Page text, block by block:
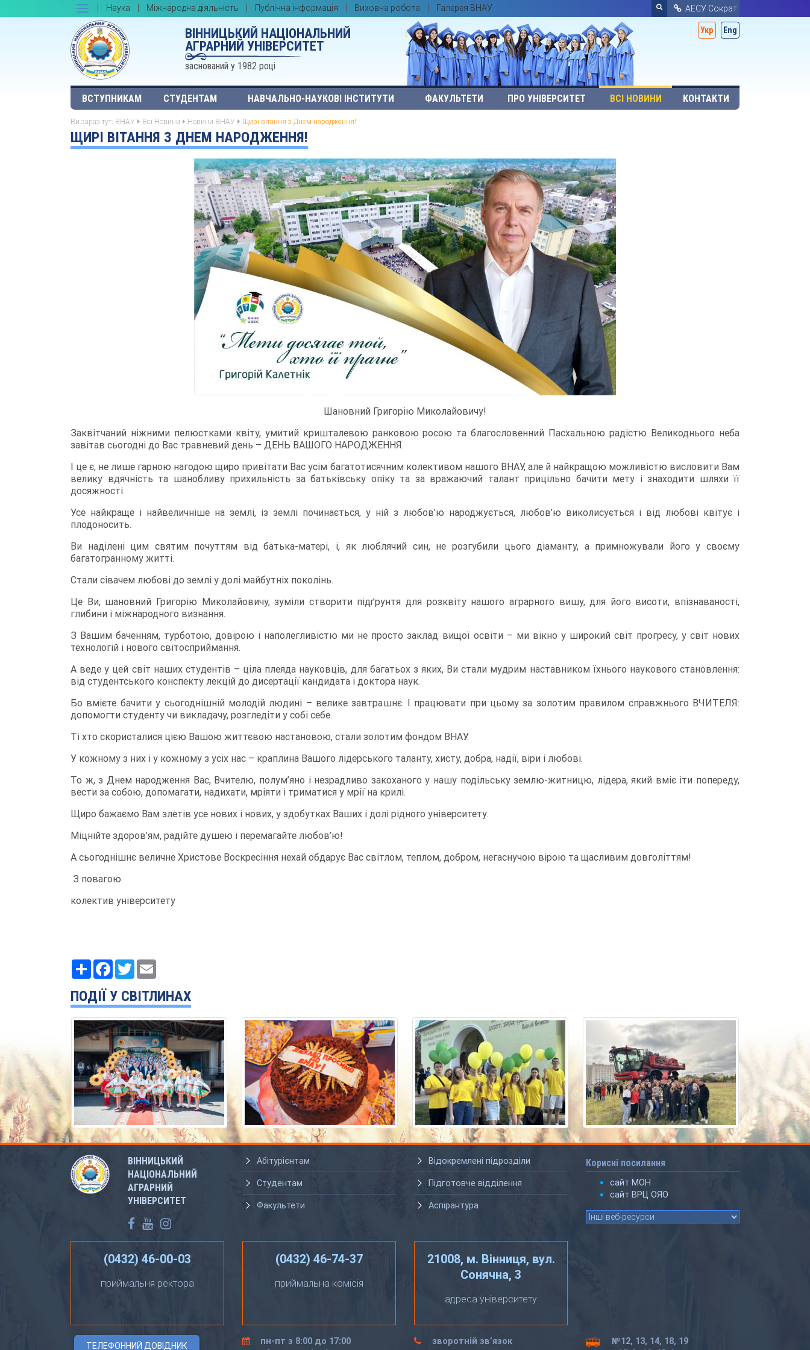
Наука Міжнародна діяльність Публічна інформація Виховна робота Галерея ВНАУ АЕСУ Сократ
ВІННИЦЬКИЙ НАЦІОНАЛЬНИЙ
АГРАРНИЙ УНІВЕРСИТЕТ
заснований у 1982 році
Укр Eng
ВСТУПНИКАМ СТУДЕНТАМ НАВЧАЛЬНО-НАУКОВІ ІНСТИТУТИ ФАКУЛЬТЕТИ ПРО УНІВЕРСИТЕТ ВСІ НОВИНИ КОНТАКТИ
Ви зараз тут: ВНАУ Всі Новини Новини ВНАУ Щирі вітання з Днем народження!
ЩИРІ ВІТАННЯ З ДНЕМ НАРОДЖЕННЯ!
Шановний Григорію Миколайовичу!
Заквітчаний ніжними пелюстками квіту, умитий кришталевою ранковою росою та благословенний Пасхальною радістю Великоднього неба
завітав сьогодні до Вас травневий день – ДЕНЬ ВАШОГО НАРОДЖЕННЯ.
І це є, не лише гарною нагодою щиро привітати Вас усім багатотисячним колективом нашого ВНАУ, але й найкращою можливістю висловити Вам
велику вдячність та шанобливу прихильність за батьківську опіку та за вражаючий талант прицільно бачити мету і знаходити шляхи її
досяжності.
Усе найкраще і найвеличніше на землі, із землі починається, у ній з любов’ю народжується, любов’ю виколисується і від любові квітує і
плодоносить.
Ви наділені цим святим почуттям від батька-матері, і, як люблячий син, не розгубили цього діаманту, а примножували його у своєму
багатогранному житті.
Стали сівачем любові до землі у долі майбутніх поколінь.
Це Ви, шановний Григорію Миколайовичу, зуміли створити підґрунтя для розквіту нашого аграрного вишу, для його висоти, впізнаваності,
глибини і міжнародного визнання.
З Вашим баченням, турботою, довірою і наполегливістю ми не просто заклад вищої освіти – ми вікно у широкий світ прогресу, у світ нових
технологій і нового світосприймання.
А веде у цей світ наших студентів – ціла плеяда науковців, для багатьох з яких, Ви стали мудрим наставником їхнього наукового становлення:
від студентського конспекту лекцій до дисертації кандидата і доктора наук.
Бо вмієте бачити у сьогоднішній молодій людині – велике завтрашнє. І працювати при цьому за золотим правилом справжнього ВЧИТЕЛЯ:
допомогти студенту чи викладачу, розгледіти у собі себе.
Ті хто скористалися цією Вашою життєвою настановою, стали золотим фондом ВНАУ.
У кожному з них і у кожному з усіх нас – краплина Вашого лідерського таланту, хисту, добра, надії, віри і любові.
То ж, з Днем народження Вас, Вчителю, полум’яно і незрадливо закоханого у нашу подільську землю-житницю, лідера, який вміє іти попереду,
вести за собою, допомагати, надихати, мріяти і триматися у мрії на крилі.
Щиро бажаємо Вам злетів усе нових і нових, у здобутках Ваших і долі рідного університету.
Міцнійте здоров’ям, радійте душею і перемагайте любов’ю!
А сьогоднішнє величне Христове Воскресіння нехай обдарує Вас світлом, теплом, добром, негаснучою вірою та щасливим довголіттям!
З повагою
колектив університету
РесурсFacebook
Twitter
ПОДІЇ У СВІТЛИНАХ
ВІННИЦЬКИЙ
НАЦІОНАЛЬНИЙ
АГРАРНИЙ
УНІВЕРСИТЕТ
Абітурієнтам
Студентам
Факультети
Відокремлені підрозділи
Підготовче відділення
Аспірантура
Корисні посилання
сайт МОН
сайт ВРЦ ОЯО
(0432) 46-00-03
приймальня ректора
(0432) 46-74-37
приймальна комісія
21008, м. Вінниця, вул.
Сонячна, 3
адреса університету
ТЕЛЕФОННИЙ ДОВІДНИК
пн-пт з 8:00 до 17:00
зворотній зв’язок
№12, 13, 14, 18, 19